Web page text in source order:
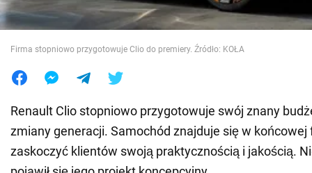
Jedzenie
Firma stopniowo przygotowuje Clio do premiery. Źródło: KOŁA
Renault Clio stopniowo przygotowuje swój znany
zmiany generacji. Samochód znajduje się w końcowej
zaskoczyć klientów swoją praktycznością i jakością.